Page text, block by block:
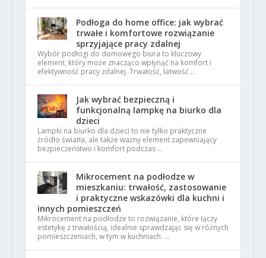
Podłoga do home office: jak wybrać
trwałe i komfortowe rozwiązanie
sprzyjające pracy zdalnej
Wybór podłogi do domowego biura to kluczowy
element, który może znacząco wpłynąć na komfort i
efektywność pracy zdalnej. Trwałość, łatwość …
Jak wybrać bezpieczną i
funkcjonalną lampkę na biurko dla
dzieci
Lampki na biurko dla dzieci to nie tylko praktyczne
źródło światła, ale także ważny element zapewniający
bezpieczeństwo i komfort podczas …
Mikrocement na podłodze w
mieszkaniu: trwałość, zastosowanie
i praktyczne wskazówki dla kuchni i
innych pomieszczeń
Mikrocement na podłodze to rozwiązanie, które łączy
estetykę z trwałością, idealnie sprawdzając się w różnych
pomieszczeniach, w tym w kuchniach. …